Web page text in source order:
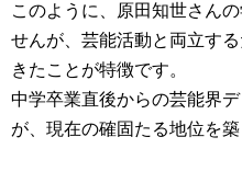
このように、原田知世さん
せんが、芸能活動と両立す
きたことが特徴です。
中学卒業直後からの芸能界
が、現在の確固たる地位を